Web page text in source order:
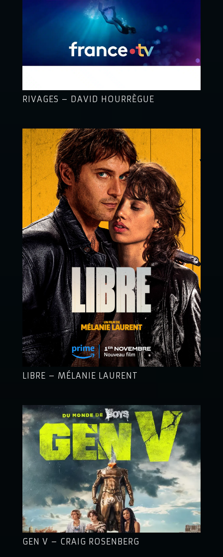
RIVAGES – DAVID HOURRÈGUE
LIBRE – MÉLANIE LAURENT
GEN V – CRAIG ROSENBERG